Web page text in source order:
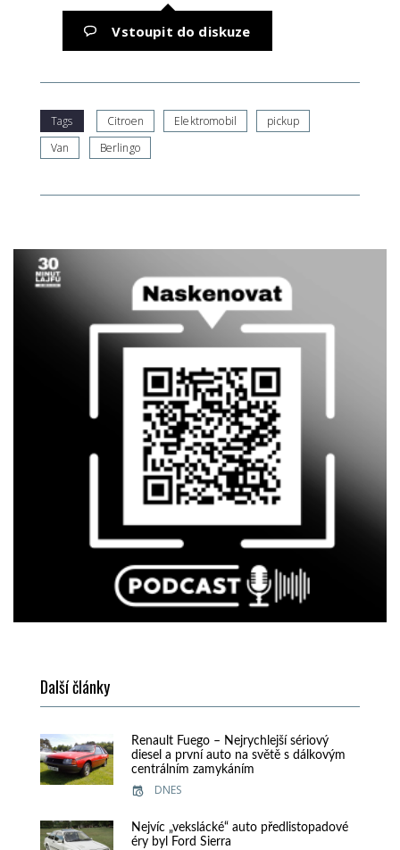
Vstoupit do diskuze
Tags Citroen Elektromobil
pickup
Van
Berlingo
Další články
Renault Fuego – Nejrychlejší sériový
diesel a první auto na světě s dálkovým
centrálním zamykáním
DNES
Nejvíc „vekslácké“ auto předlistopadové
éry byl Ford Sierra